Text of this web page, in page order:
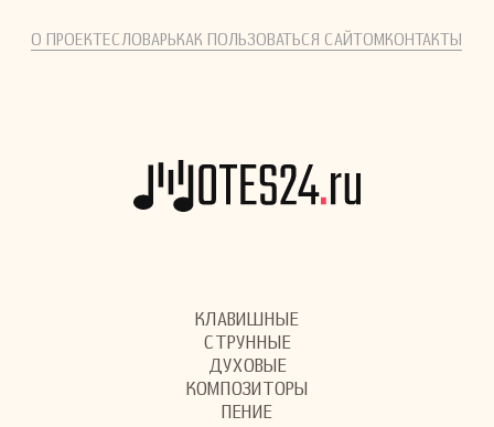
О ПРОЕКТЕСЛОВАРЬКАК ПОЛЬЗОВАТЬСЯ САЙТОМКОНТАКТЫ
КЛАВИШНЫЕ
СТРУННЫЕ
ДУХОВЫЕ
КОМПОЗИТОРЫ
ПЕНИЕ